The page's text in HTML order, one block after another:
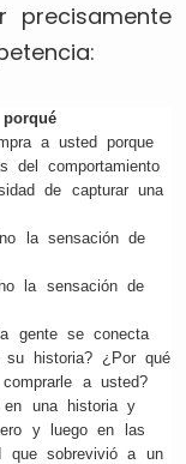
a usted porque
del comportamiento
de capturar una
la sensación de
la sensación de
gente se conecta
historia? ¿Por qué
a usted?
en una historia y
y luego en las
que sobrevivió a un